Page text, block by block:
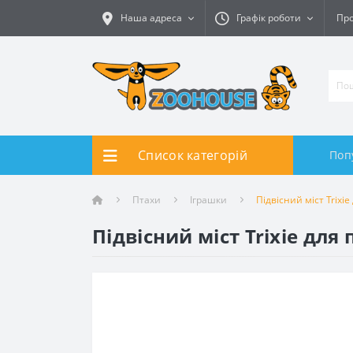
Наша адреса Графік роботи
Список категорій
Птахи Іграшки Підвісний міст
Підвісний міст Trixie для